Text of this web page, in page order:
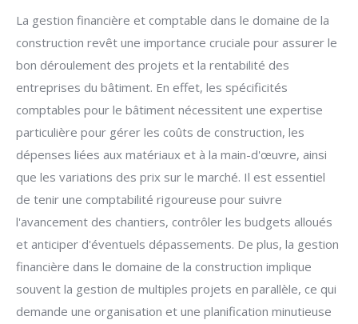
La gestion financière et comptable dans le domaine de la
construction revêt une importance cruciale pour assurer le
bon déroulement des projets et la rentabilité des
entreprises du bâtiment. En effet, les spécificités
comptables pour le bâtiment nécessitent une expertise
particulière pour gérer les coûts de construction, les
dépenses liées aux matériaux et à la main-d'œuvre, ainsi
que les variations des prix sur le marché. Il est essentiel
de tenir une comptabilité rigoureuse pour suivre
l'avancement des chantiers, contrôler les budgets alloués
et anticiper d'éventuels dépassements. De plus, la gestion
financière dans le domaine de la construction implique
souvent la gestion de multiples projets en parallèle, ce qui
demande une organisation et une planification minutieuse